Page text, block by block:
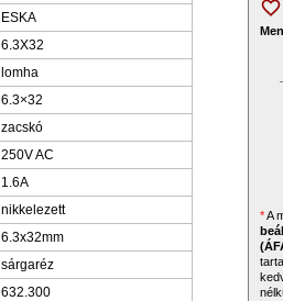
ESKA
6.3X32
lomha
6.3×32
zacskó
250V AC
1.6A
nikkelezett
6.3x32mm
sárgaréz
632.300
*A